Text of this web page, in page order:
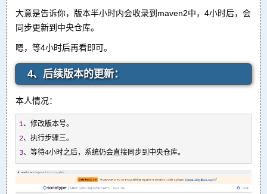
大意是告诉你，版本半小时内会收录到maven2中，4小时后，会
同步更新到中央仓库。
嗯，等4小时后再看即可。
4、后续版本的更新：
本人情况：
1
2
3、等待4小时之后，系统仍会直接同步到中央仓库。